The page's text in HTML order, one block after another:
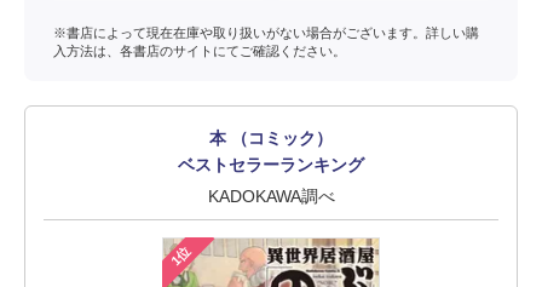
※書店によって現在在庫や取り扱いがない場合がございます。詳しい購
入方法は、各書店のサイトにてご確認ください。
本 （コミック）
ベストセラーランキング
KADOKAWA調べ
1位